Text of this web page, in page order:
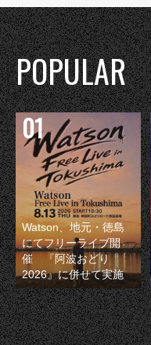
POPULAR
Watson、地元・徳島
にてフリーライブ開
催 『阿波おどり
2026』に併せて実施